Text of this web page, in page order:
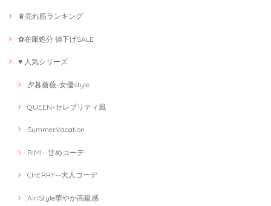
♛売れ筋ランキング
✿在庫処分 値下げSALE
♥ 人気シリーズ
夕暮薔薇-女優style
QUEEN-セレブリティ風
SummerVacation
RIMI--甘めコーデ
CHERRY--大人コーデ
AiriStyle華やか高級感